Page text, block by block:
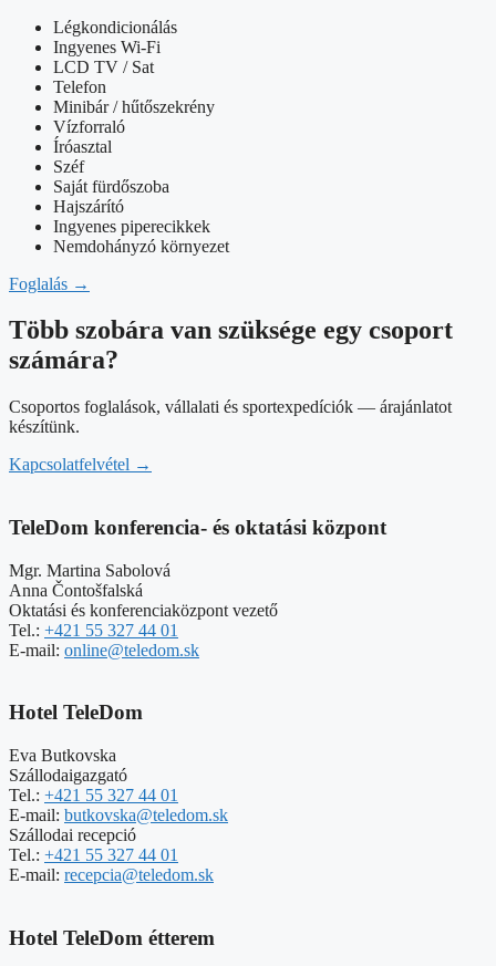
Légkondicionálás
Ingyenes Wi-Fi
LCD TV / Sat
Telefon
Minibár / hűtőszekrény
Vízforraló
Íróasztal
Széf
Saját fürdőszoba
Hajszárító
Ingyenes piperecikkek
Nemdohányzó környezet
Foglalás →
Több szobára van szüksége egy csoport
számára?
Csoportos foglalások, vállalati és sportexpedíciók — árajánlatot
készítünk.
Kapcsolatfelvétel →
TeleDom konferencia- és oktatási központ
Mgr. Martina Sabolová
Anna Čontošfalská
Oktatási és konferenciaközpont vezető
Tel.: +421 55 327 44 01
E-mail: online@teledom.sk
Hotel TeleDom
Eva Butkovska
Szállodaigazgató
Tel.: +421 55 327 44 01
E-mail: butkovska@teledom.sk
Szállodai recepció
Tel.: +421 55 327 44 01
E-mail: recepcia@teledom.sk
Hotel TeleDom étterem